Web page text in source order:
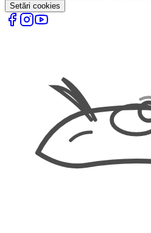
Setări cookies